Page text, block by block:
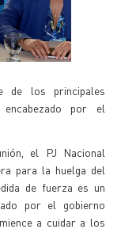
de los principales
por el
el PJ Nacional
para la huelga del
de fuerza es un
por el gobierno
a cuidar a los